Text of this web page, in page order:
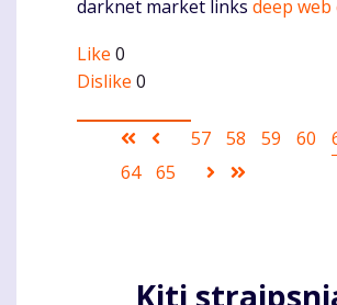
Komentaras
darknet market links deep
Like 0
Dislike 0
Pagination
First
page
Ankstesnis
puslapis
Puslapis
57 Puslapis
58 Puslapis
59 60
Puslapis
64 Puslapis
65
Sekantis
Kiti